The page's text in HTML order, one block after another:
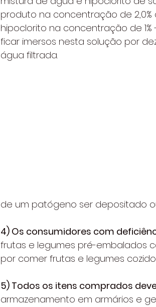
produto na concentração de 2,0%
hipoclorito na concentração de
ficar imersos nesta solução por
água filtrada.
de um patógeno ser depositado
4) Os consumidores com
frutas e legumes pré-embalados
por comer frutas e legumes
5) Todos os itens comprados
armazenamento em armários e